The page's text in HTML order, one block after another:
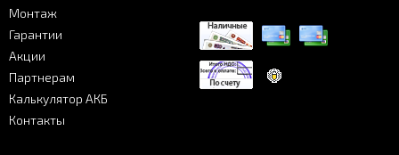
Монтаж
Гарантии
Акции
Партнерам
Калькулятор АКБ
Контакты